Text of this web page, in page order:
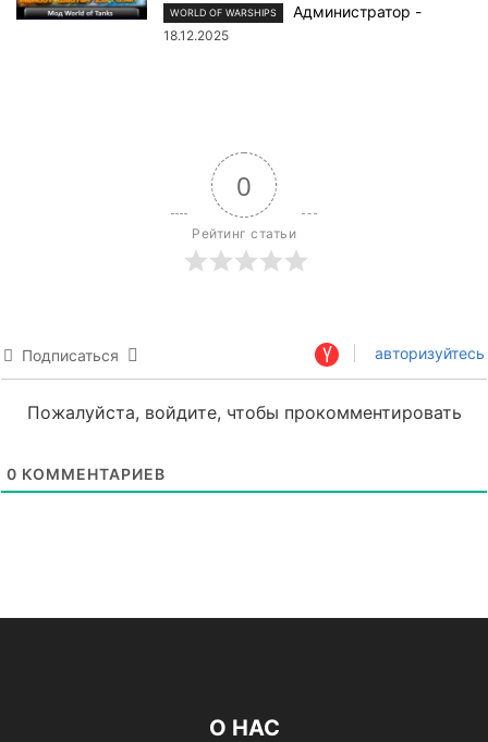
WORLD OF WARSHIPS Администратор -
18.12.2025
0
Рейтинг статьи
Подписаться авторизуйтесь
Пожалуйста, войдите, чтобы прокомментировать
0 КОММЕНТАРИЕВ
О НАС